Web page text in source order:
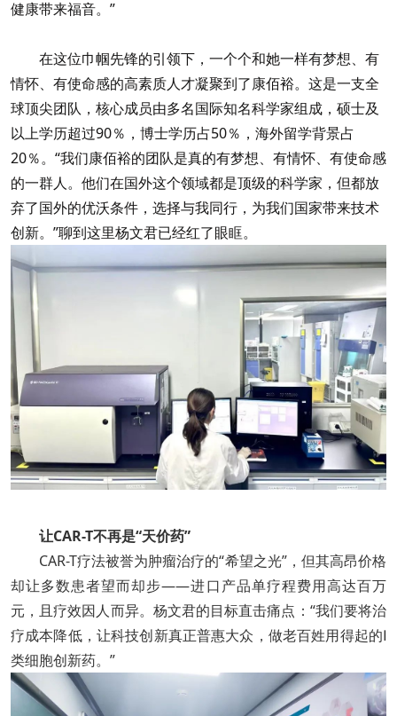
健康带来福音。”
在这位巾帼先锋的引领下，一个个和她一样有梦想、有
情怀、有使命感的高素质人才凝聚到了康佰裕。这是一支全
球顶尖团队，核心成员由多名国际知名科学家组成，硕士及
以上学历超过90％，博士学历占50％，海外留学背景占
20％。“我们康佰裕的团队是真的有梦想、有情怀、有使命感
的一群人。他们在国外这个领域都是顶级的科学家，但都放
弃了国外的优沃条件，选择与我同行，为我们国家带来技术
创新。”聊到这里杨文君已经红了眼眶。
让CAR-T不再是“天价药”
CAR-T疗法被誉为肿瘤治疗的“希望之光”，但其高昂价格
却让多数患者望而却步——进口产品单疗程费用高达百万
元，且疗效因人而异。杨文君的目标直击痛点：“我们要将治
疗成本降低，让科技创新真正普惠大众，做老百姓用得起的Ⅰ
类细胞创新药。”